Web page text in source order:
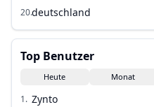
20.deutschland
Top Benutzer
Heute Monat
1. Zynto